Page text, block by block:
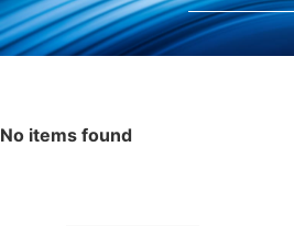
No items found